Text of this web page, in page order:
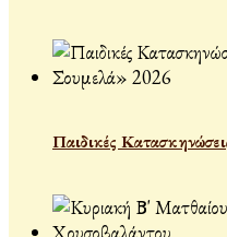
Παιδικές